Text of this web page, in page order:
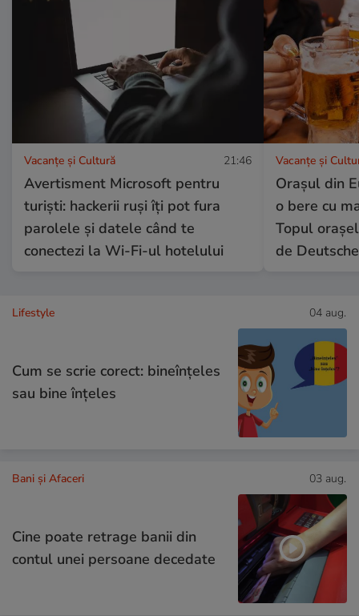
Vacanțe și Cultură 21:46
Avertisment Microsoft pentru
turiști: hackerii ruși îți pot fura
parolele și datele când te
conectezi la Wi-Fi-ul hotelului
Vacanțe și
Orașul din
o bere cu
Topul
de
Lifestyle 04 aug.
Cum se scrie corect: bineînțeles
sau bine înțeles
Bani și Afaceri 03 aug.
Cine poate retrage banii din
contul unei persoane decedate